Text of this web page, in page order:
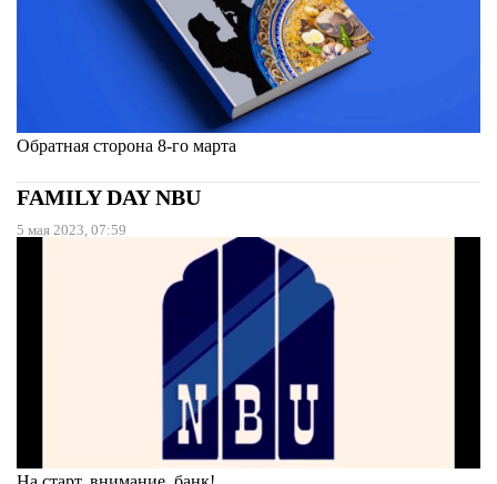
Обратная сторона 8-го марта
FAMILY DAY NBU
5 мая 2023, 07:59